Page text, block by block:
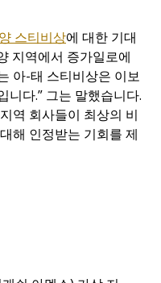
스티비상에 대한 기대
지역에서 증가일로에
아-태 스티비상은 이보
니다.” 그는 말했습니다.
역 회사들이 최상의 비
해 인정받는 기회를 제